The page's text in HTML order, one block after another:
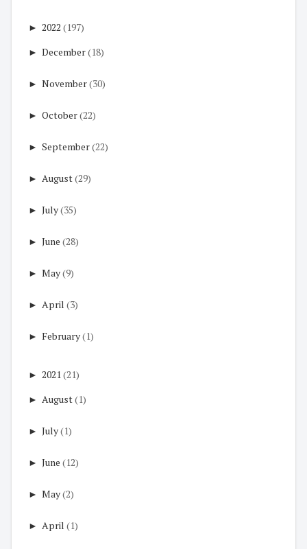
► 2022 (197)
► December(18)
► November(30)
► October(22)
► September(22)
► August(29)
► July(35)
► June (28)
► May(9)
► April (3)
► February(1)
► 2021(21)
► August(1)
► July(1)
► June (12)
► May(2)
► April (1)